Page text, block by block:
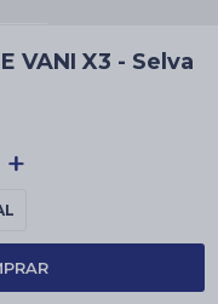
VANI X3 - Selva